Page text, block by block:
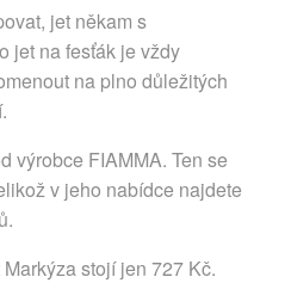
jet někam s
jet na fesťák je vždy
na plno důležitých
výrobce FIAMMA. Ten se
v jeho nabídce najdete
stojí jen 727 Kč.